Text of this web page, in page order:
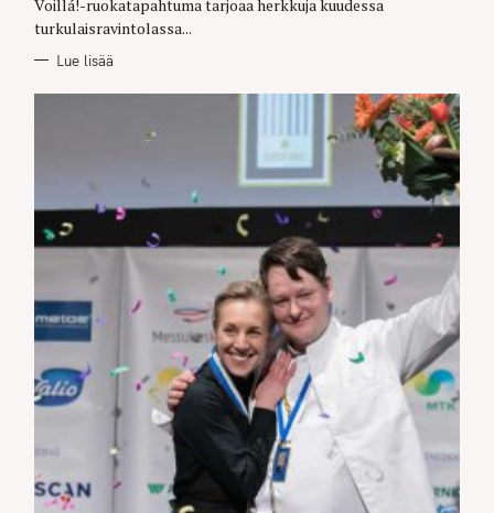
Voillá!-ruokatapahtuma tarjoaa herkkuja kuudessa
turkulaisravintolassa...
Lue lisää